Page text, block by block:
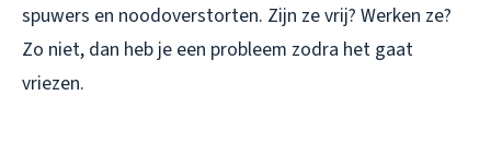
spuwers en noodoverstorten. Zijn ze vrij? Werken ze?
Zo niet, dan heb je een probleem zodra het gaat
vriezen.